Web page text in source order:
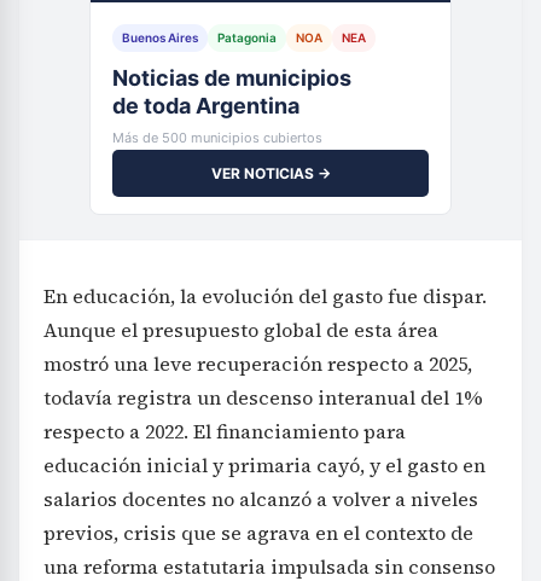
Buenos Aires Patagonia NOA NEA
Noticias de municipios
de toda Argentina
Más de 500 municipios cubiertos
VER NOTICIAS →
En educación, la evolución del gasto fue dispar.
Aunque el presupuesto global de esta área
mostró una leve recuperación respecto a 2025,
todavía registra un descenso interanual del 1%
respecto a 2022. El financiamiento para
educación inicial y primaria cayó, y el gasto en
salarios docentes no alcanzó a volver a niveles
previos, crisis que se agrava en el contexto de
una reforma estatutaria impulsada sin consenso